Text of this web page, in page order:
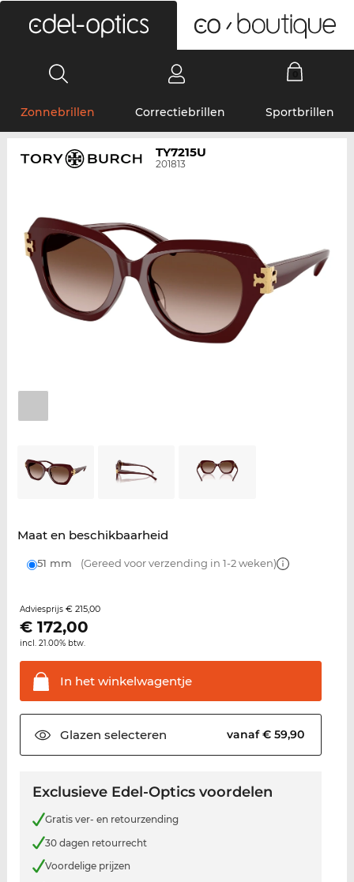
Zonnebrillen Correctiebrillen Sportbrillen
TY7215U
201813
Maat en beschikbaarheid
51 mm (Gereed voor verzending in 1-2 weken)
Adviesprijs € 215,00
€ 172,00
incl. 21.00% btw.
In hetwinkelwagentje
Glazen selecteren vanaf € 59,90
Exclusieve Edel-Optics voordelen
Gratis ver- en retourzending
30 dagen retourrecht
Voordelige prijzen